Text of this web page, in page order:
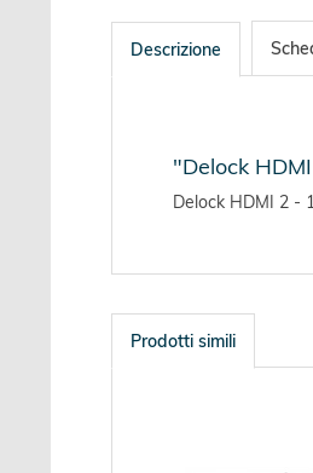
Descrizione
"Delock
Delock HDMI 2 -
Prodotti simili